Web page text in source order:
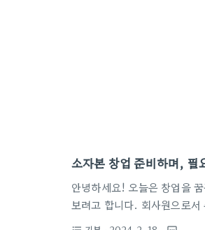
소자본 창업 준비하며,
안녕하세요! 오늘은 창업을
보려고 합니다. 회사원으로서